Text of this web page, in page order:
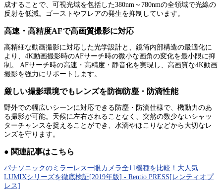
成することで、可視光域を包括した380nm～780nmの全領域で光線の
反射を低減。ゴーストやフレアの発生を抑制しています。
高速・高精度AFで高画質撮影に対応
高精細な動画撮影に対応した光学設計と、鏡筒内部構造の最適化に
より、4K動画撮影時のAFサーチ時の微小な画角の変化を最小限に抑
制。 AFサーチ時の高速・高精度・静音化を実現し、高画質な4K動画
撮影を強力にサポートします。
厳しい撮影環境でもレンズを防御防塵・防滴性能
野外での幅広いシーンに対応できる防塵・防滴仕様で、機動力のあ
る撮影が可能。天候に左右されることなく、突然の数少ないシャッ
ターチャンスを捉えることができ、水滴やほこりなどから大切なレ
ンズを守ります。
● 関連記事はこちら
パナソニックのミラーレス一眼カメラ全11機種を比較！大人気
LUMIXシリーズを徹底検証[2019年版] - Rentio PRESS[レンティオプ
レス]